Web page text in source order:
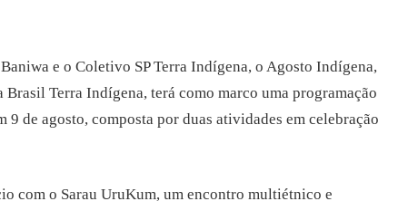
e o Coletivo SP Terra Indígena, o Agosto Indígena,
Terra Indígena, terá como marco uma programação
de agosto, composta por duas atividades em celebração
com o Sarau UruKum, um encontro multiétnico e